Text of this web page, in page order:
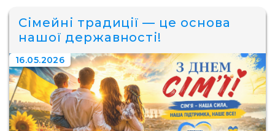
Сімейні традиції — це основа
нашої державності!
16.05.2026